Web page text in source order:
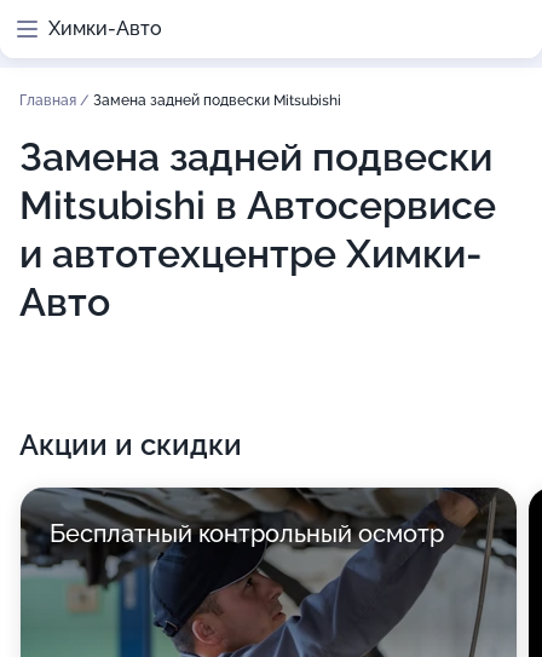
Химки-Авто
Главная / Замена задней подвески Mitsubishi
Замена задней подвески
Mitsubishi в Автосервисе
и автотехцентре Химки-
Авто
Акции и скидки
Бесплатный контрольный осмотр